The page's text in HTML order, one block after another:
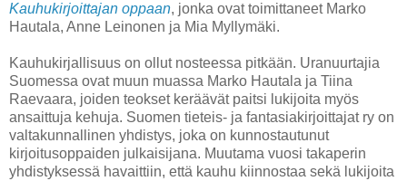
Kauhukirjoittajan oppaan, jonka ovat toimittaneet Marko
Hautala, Anne Leinonen ja Mia Myllymäki.
Kauhukirjallisuus on ollut nosteessa pitkään. Uranuurtajia
Suomessa ovat muun muassa Marko Hautala ja Tiina
Raevaara, joiden teokset keräävät paitsi lukijoita myös
ansaittuja kehuja. Suomen tieteis- ja fantasiakirjoittajat ry on
valtakunnallinen yhdistys, joka on kunnostautunut
kirjoitusoppaiden julkaisijana. Muutama vuosi takaperin
yhdistyksessä havaittiin, että kauhu kiinnostaa sekä lukijoita